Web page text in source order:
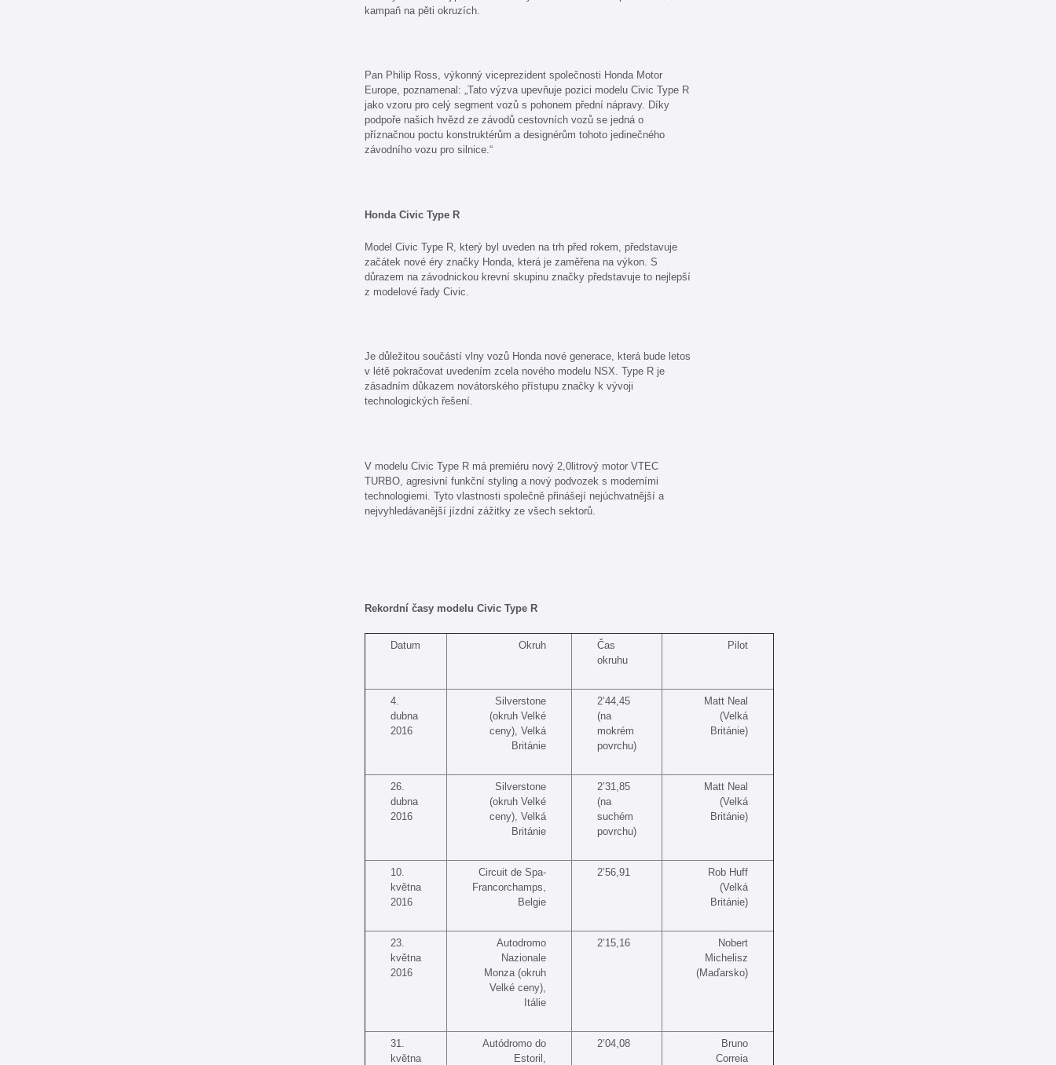
kampaň na pěti okruzích.
Pan Philip Ross, výkonný viceprezident společnosti Honda Motor
Europe, poznamenal: „Tato výzva upevňuje pozici modelu Civic Type R
jako vzoru pro celý segment vozů s pohonem přední nápravy. Díky
podpoře našich hvězd ze závodů cestovních vozů se jedná o
příznačnou poctu konstruktérům a designérům tohoto jedinečného
závodního vozu pro silnice.“
Honda Civic Type R
Model Civic Type R, který byl uveden na trh před rokem, představuje
začátek nové éry značky Honda, která je zaměřena na výkon. S
důrazem na závodnickou krevní skupinu značky představuje to nejlepší
z modelové řady Civic.
Je důležitou součástí vlny vozů Honda nové generace, která bude letos
v létě pokračovat uvedením zcela nového modelu NSX. Type R je
zásadním důkazem novátorského přístupu značky k vývoji
technologických řešení.
V modelu Civic Type R má premiéru nový 2,0litrový motor VTEC
TURBO, agresivní funkční styling a nový podvozek s moderními
technologiemi. Tyto vlastnosti společně přinášejí nejúchvatnější a
nejvyhledávanější jízdní zážitky ze všech sektorů.
Rekordní časy modelu Civic Type R
Datum Okruh
Čas
okruhu
Pilot
4.
dubna
2016
Silverstone
(okruh Velké
ceny), Velká
Británie
2’44,45
(na
mokrém
povrchu)
Matt Neal
(Velká
Británie)
26.
dubna
2016
Silverstone
(okruh Velké
ceny), Velká
Británie
2’31,85
(na
suchém
povrchu)
Matt Neal
(Velká
Británie)
10.
května
2016
Circuit de Spa-
Francorchamps,
Belgie
2’56,91
Rob Huff
(Velká
Británie)
23.
května
2016
Autodromo
Nazionale
Monza (okruh
Velké ceny),
Itálie
2’15,16
Nobert
Michelisz
(Maďarsko)
31.
května
Autódromo do
Estoril,
2’04,08
Bruno
Correia